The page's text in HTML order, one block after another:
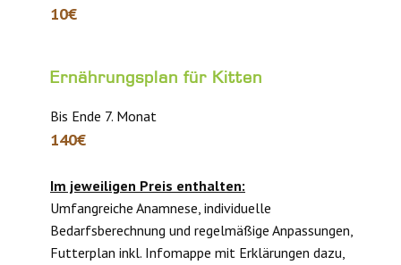
10€
Ernährungsplan für Kitten
Bis Ende 7. Monat
140€
Im jeweiligen Preis enthalten:
Umfangreiche Anamnese, individuelle
Bedarfsberechnung und regelmäßige Anpassungen,
Futterplan inkl. Infomappe mit Erklärungen dazu,